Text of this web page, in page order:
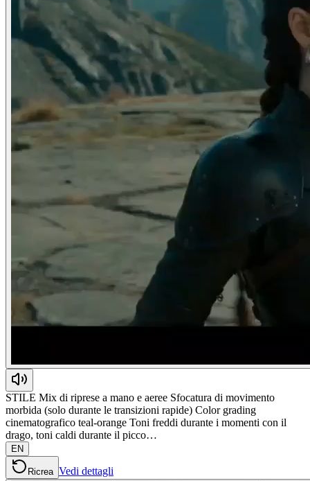
STILE Mix di riprese a mano e aeree Sfocatura di movimento
morbida (solo durante le transizioni rapide) Color grading
cinematografico teal-orange Toni freddi durante i momenti con il
drago, toni caldi durante il picco…
EN
Ricrea Vedi dettagli